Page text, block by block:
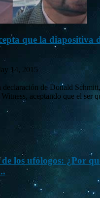
que la diapositiva
14, 2015
declaración de Donald
aceptando que el ser
los ufólogos: ¿Por